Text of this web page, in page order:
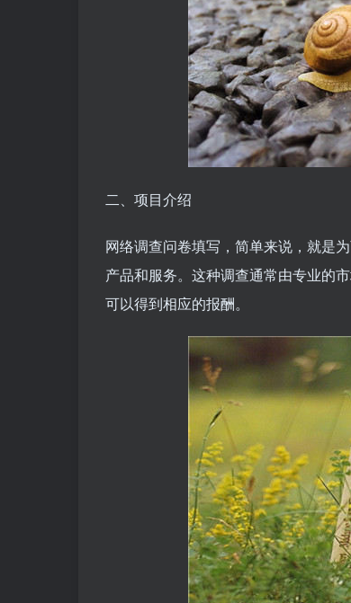
二、项目介绍
网络调查问卷填写，简单来说，就是
产品和服务。这种调查通常由专业的
可以得到相应的报酬。